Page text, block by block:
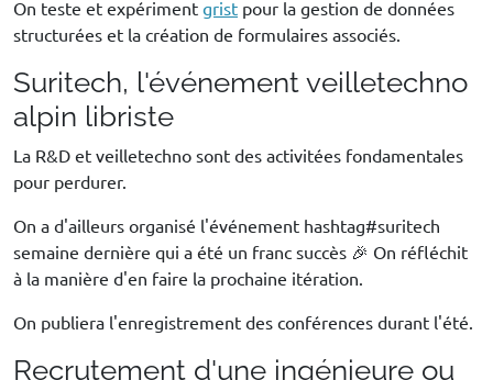
On teste et expériment grist pour la gestion de données
structurées et la création de formulaires associés.
Suritech, l'événement veilletechno
alpin libriste
La R&D et veilletechno sont des activitées fondamentales
pour perdurer.
On a d'ailleurs organisé l'événement hashtag#suritech
semaine dernière qui a été un franc succès 🎉 On réfléchit
à la manière d'en faire la prochaine itération.
On publiera l'enregistrement des conférences durant l'été.
Recrutement d'une ingénieure ou